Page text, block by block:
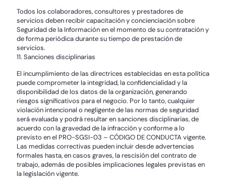
Todos los colaboradores, consultores y prestadores de
servicios deben recibir capacitación y concienciación sobre
Seguridad de la Información en el momento de su contratación y
de forma periódica durante su tiempo de prestación de
servicios.
11. Sanciones disciplinarias
El incumplimiento de las directrices establecidas en esta política
puede comprometer la integridad, la confidencialidad y la
disponibilidad de los datos de la organización, generando
riesgos significativos para el negocio. Por lo tanto, cualquier
violación intencional o negligente de las normas de seguridad
será evaluada y podrá resultar en sanciones disciplinarias, de
acuerdo con la gravedad de la infracción y conforme a lo
previsto en el PRO-SGSI-03 – CÓDIGO DE CONDUCTA vigente.
Las medidas correctivas pueden incluir desde advertencias
formales hasta, en casos graves, la rescisión del contrato de
trabajo, además de posibles implicaciones legales previstas en
la legislación vigente.